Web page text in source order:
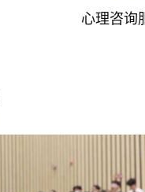
心理咨询